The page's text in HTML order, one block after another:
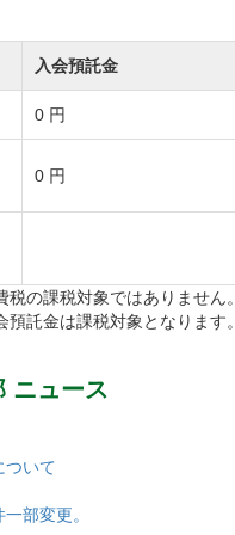
ースです。
の名門コース手掛けた
の3コース、27ホール。
打ち下ろしが楽しめま
要します。
プンします。
るコース内容。
入会預託金
0 円
0 円
の課税対象ではありません。
託金は課税対象となります。
ニュース
ついて
部変更。